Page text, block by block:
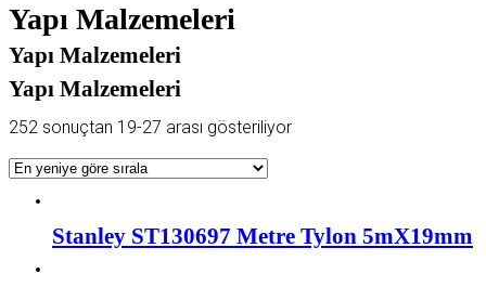
Yapı Malzemeleri
Yapı Malzemeleri
Yapı Malzemeleri
252 sonuçtan 19-27 arası gösteriliyor
Stanley ST130697 Metre Tylon 5mX19mm